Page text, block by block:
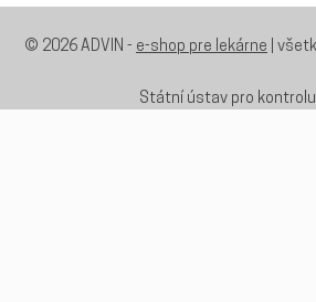
© 2026 ADVIN - e-shop pre lekárne |
Státní ústav pro